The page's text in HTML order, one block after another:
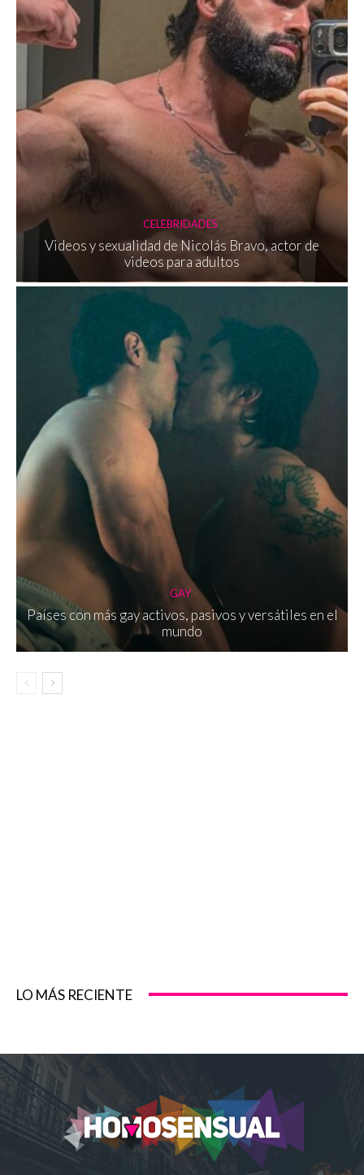
CELEBRIDADES
Videos y sexualidad de Nicolás Bravo, actor de
videos para adultos
GAY
Países con más gay activos, pasivos y versátiles en el
mundo
LO MÁS RECIENTE